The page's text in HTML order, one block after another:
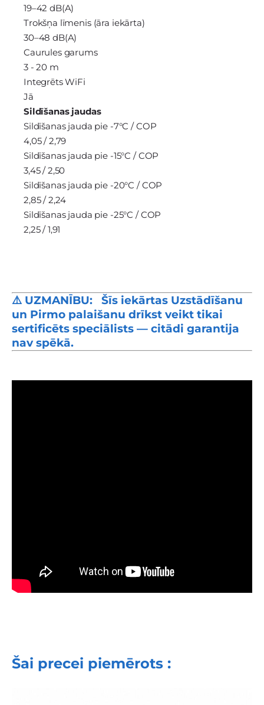
19–42 dB(A)
Trokšņa līmenis (āra iekārta)
30–48 dB(A)
Caurules garums
3 - 20 m
Integrēts WiFi
Jā
Sildīšanas jaudas
Sildīšanas jauda pie -7°C / COP
4,05 / 2,79
Sildīšanas jauda pie -15°C / COP
3,45 / 2,50
Sildīšanas jauda pie -20°C / COP
2,85 / 2,24
Sildīšanas jauda pie -25°C / COP
2,25 / 1,91
⚠️ UZMANĪBU: Šīs iekārtas Uzstādīšanu
un Pirmo palaišanu drīkst veikt tikai
sertificēts speciālists — citādi garantija
nav spēkā.
Šai precei piemērots :